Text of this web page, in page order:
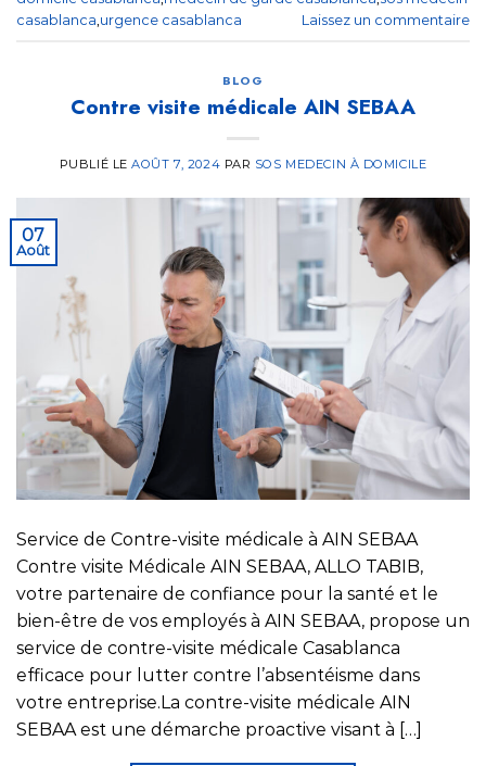
casablanca,urgence casablanca Laissez un commentaire
BLOG
Contre visite médicale AIN SEBAA
PUBLIÉ LEAOÛT 7, 2024 PAR SOS MEDECIN À DOMICILE
07
Août
Service de Contre-visite médicale à AIN SEBAA
Contre visite Médicale AIN SEBAA, ALLO TABIB,
votre partenaire de confiance pour la santé et le
bien-être de vos employés à AIN SEBAA, propose un
service de contre-visite médicale Casablanca
efficace pour lutter contre l’absentéisme dans
votre entreprise.La contre-visite médicale AIN
SEBAA est une démarche proactive visant à […]